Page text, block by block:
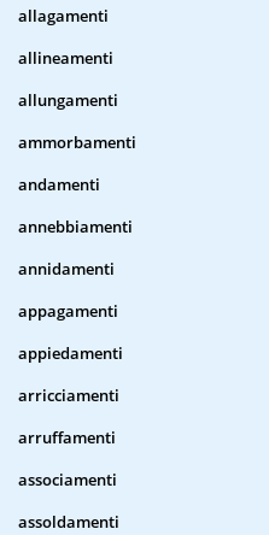
allagamenti
allineamenti
allungamenti
ammorbamenti
andamenti
annebbiamenti
annidamenti
appagamenti
appiedamenti
arricciamenti
arruffamenti
associamenti
assoldamenti